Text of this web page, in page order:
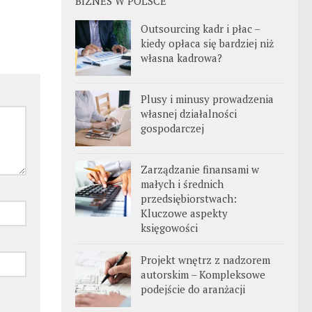
Outsourcing kadr i płac –
kiedy opłaca się bardziej niż
własna kadrowa?
Plusy i minusy prowadzenia
własnej działalności
gospodarczej
Zarządzanie finansami w
małych i średnich
przedsiębiorstwach:
Kluczowe aspekty
księgowości
Projekt wnętrz z nadzorem
autorskim – Kompleksowe
podejście do aranżacji